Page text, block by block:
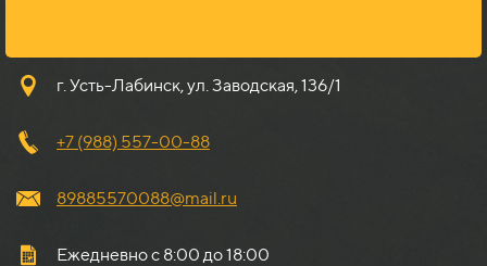
г. Усть-Лабинск, ул. Заводская, 136/1
+7 (988) 557-00-88
89885570088@mail.ru
Ежедневно с 8:00 до 18:00